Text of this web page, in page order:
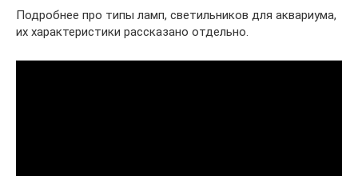
Подробнее про типы ламп, светильников для аквариума,
их характеристики рассказано отдельно.